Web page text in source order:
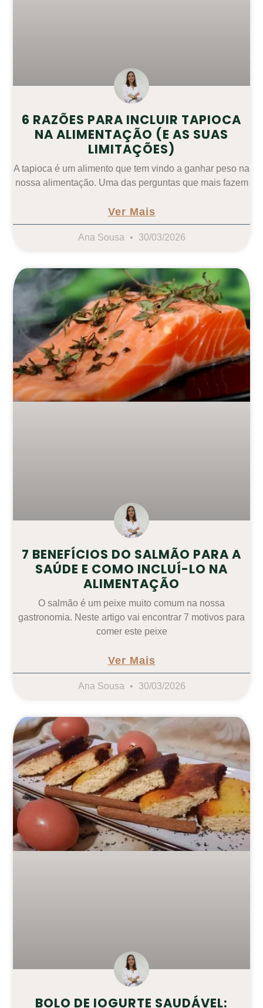
6 RAZÕES PARA INCLUIR TAPIOCA
NA ALIMENTAÇÃO (E AS SUAS
LIMITAÇÕES)
A tapioca é um alimento que tem vindo a ganhar peso na
nossa alimentação. Uma das perguntas que mais fazem
Ver Mais
Ana Sousa 30/03/2026
7 BENEFÍCIOS DO SALMÃO PARA A
SAÚDE E COMO INCLUÍ-LO NA
ALIMENTAÇÃO
O salmão é um peixe muito comum na nossa
gastronomia. Neste artigo vai encontrar 7 motivos para
comer este peixe
Ver Mais
Ana Sousa 30/03/2026
BOLO DE IOGURTE SAUDÁVEL: